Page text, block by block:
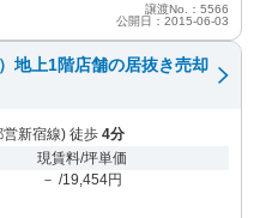
譲渡No.：5566
公開日：2015-06-03
地上1階店舗の居抜き売却
営新宿線) 徒歩 4分
現賃料/坪単価
－ /19,454円